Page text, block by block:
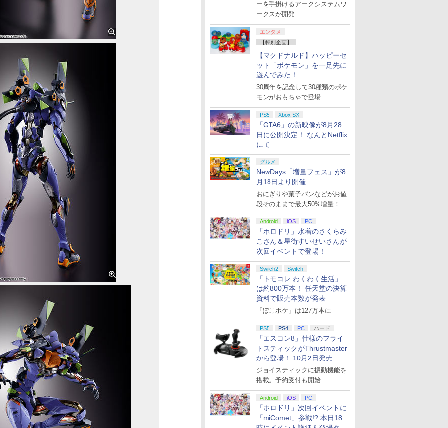
ーを手掛けるアークシステムワ
ークスが開発
エンタメ
【特別企画】
【マクドナルド】ハッピーセ
ット「ポケモン」を一足先に
遊んでみた！
30周年を記念して30種類のポケ
モンがおもちゃで登場
PS5 Xbox SX
「GTA6」の新映像が8月28
日に公開決定！ なんとNetflix
にて
グルメ
NewDays「増量フェス」が8
月18日より開催
おにぎりや菓子パンなどがお値
段そのままで最大50%増量！
Android iOS PC
「ホロドリ」水着のさくらみ
こさん＆星街すいせいさんが
次回イベントで登場！
Switch2 Switch
「トモコレ わくわく生活」
は約800万本！ 任天堂の決算
資料で販売本数が発表
「ぽこポケ」は127万本に
PS5 PS4 PC ハード
「エスコン8」仕様のフライ
トスティックがThrustmaster
から登場！ 10月2日発売
ジョイスティックに振動機能を
搭載。予約受付も開始
Android iOS PC
「ホロドリ」次回イベントに
「miComet」参戦!? 本日18